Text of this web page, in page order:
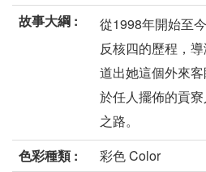
故事大綱 :
從1998年開始至
反核四的歷程，
道出她這個外來
於任人擺佈的貢
之路。
色彩種類 :
彩色 Color